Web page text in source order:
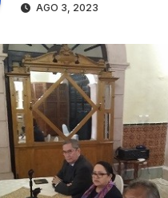
AGO 3, 2023